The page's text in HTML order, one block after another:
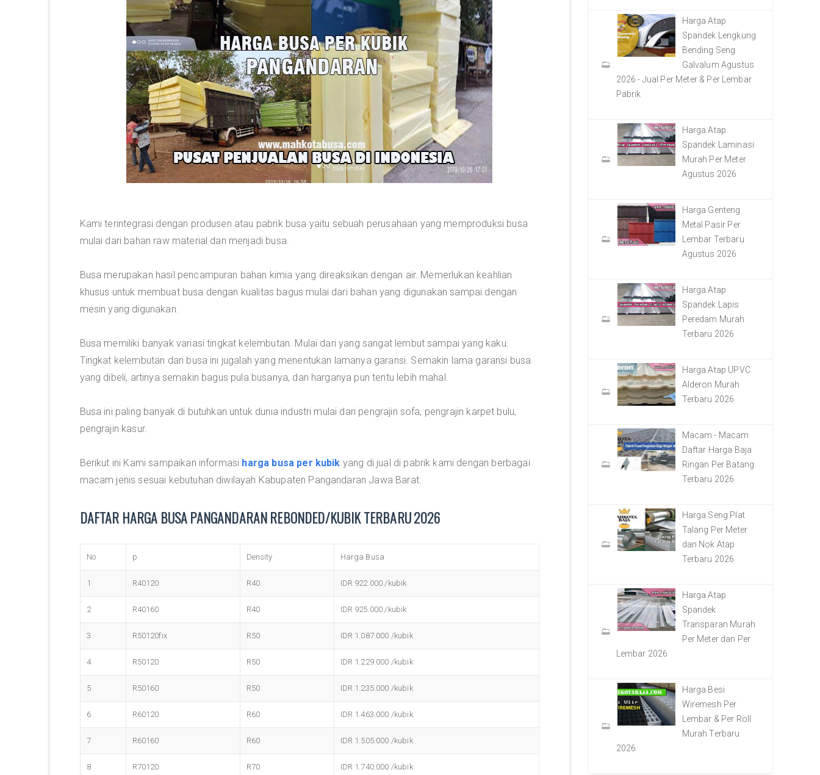
Kami terintegrasi dengan produsen atau pabrik busa yaitu sebuah perusahaan yang memproduksi busa
mulai dari bahan raw material dan menjadi busa.
Busa merupakan hasil pencampuran bahan kimia yang direaksikan dengan air. Memerlukan keahlian
khusus untuk membuat busa dengan kualitas bagus mulai dari bahan yang digunakan sampai dengan
mesin yang digunakan.
Busa memiliki banyak variasi tingkat kelembutan. Mulai dari yang sangat lembut sampai yang kaku.
Tingkat kelembutan dari busa ini jugalah yang menentukan lamanya garansi. Semakin lama garansi busa
yang dibeli, artinya semakin bagus pula busanya, dan harganya pun tentu lebih mahal.
Busa ini paling banyak di butuhkan untuk dunia industri mulai dari pengrajin sofa, pengrajin karpet bulu,
pengrajin kasur.
Berikut ini Kami sampaikan informasi harga busa per kubik yang di jual di pabrik kami dengan berbagai
macam jenis sesuai kebutuhan diwilayah Kabupaten Pangandaran Jawa Barat.
DAFTAR HARGA BUSA PANGANDARAN REBONDED/KUBIK TERBARU 2026
No p Density Harga Busa
1 R40120 R40 IDR 922.000 /kubik
2 R40160 R40 IDR 925.000 /kubik
3 R50120fix R50 IDR 1.087.000 /kubik
4 R50120 R50 IDR 1.229.000 /kubik
5 R50160 R50 IDR 1.235.000 /kubik
6 R60120 R60 IDR 1.463.000 /kubik
7 R60160 R60 IDR 1.505.000 /kubik
8 R70120 R70 IDR 1.740.000 /kubik
Harga Atap
Spandek Lengkung
Bending Seng
Galvalum Agustus
2026 - Jual Per Meter & Per Lembar
Pabrik
Harga Atap
Spandek Laminasi
Murah Per Meter
Agustus 2026
Harga Genteng
Metal Pasir Per
Lembar Terbaru
Agustus 2026
Harga Atap
Spandek Lapis
Peredam Murah
Terbaru 2026
Harga Atap UPVC
Alderon Murah
Terbaru 2026
Macam - Macam
Daftar Harga Baja
Ringan Per Batang
Terbaru 2026
Harga Seng Plat
Talang Per Meter
dan Nok Atap
Terbaru 2026
Harga Atap
Spandek
Transparan Murah
Per Meter dan Per
Lembar 2026
Harga Besi
Wiremesh Per
Lembar & Per Roll
Murah Terbaru
2026